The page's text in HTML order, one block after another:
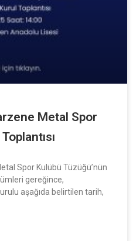
Metal Spor
Spor Kulübü Tüzüğü’nün
gereğince,
aşağıda belirtilen tarih,